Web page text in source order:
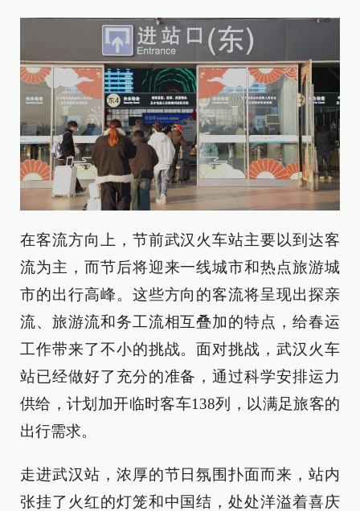
在客流方向上，节前武汉火车站主要以到达客
流为主，而节后将迎来一线城市和热点旅游城
市的出行高峰。这些方向的客流将呈现出探亲
流、旅游流和务工流相互叠加的特点，给春运
工作带来了不小的挑战。面对挑战，武汉火车
站已经做好了充分的准备，通过科学安排运力
供给，计划加开临时客车138列，以满足旅客的
出行需求。
走进武汉站，浓厚的节日氛围扑面而来，站内
张挂了火红的灯笼和中国结，处处洋溢着喜庆